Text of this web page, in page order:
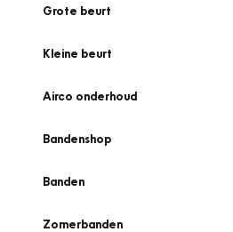
Grote beurt
Kleine beurt
Airco onderhoud
Bandenshop
Banden
Zomerbanden